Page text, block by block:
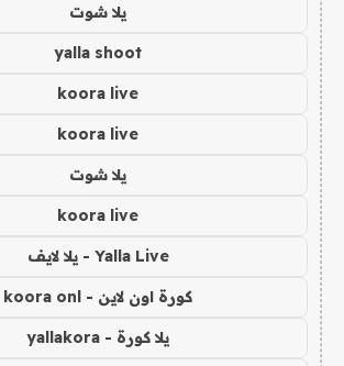
يلا شوت
yalla shoot
koora live
koora live
يلا شوت
koora live
Yalla Live - يلا لايف
كورة اون لاين - koora onl
يلا كورة - yallakora